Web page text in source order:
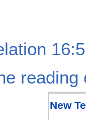
reading
New